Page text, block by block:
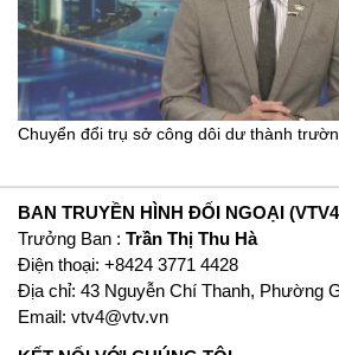
Chuyển đổi trụ sở công dôi dư thành
BAN TRUYỀN HÌNH ĐỐI NGOẠI
Trưởng Ban : Trần Thị Thu Hà
Ðiện thoại: +8424 3771 4428
Địa chỉ: 43 Nguyễn Chí Thanh, Phường
Email: vtv4@vtv.vn